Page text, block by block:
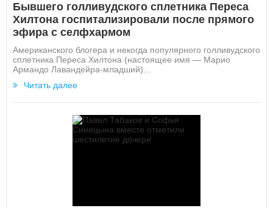
Бывшего голливудского сплетника Переса
Хилтона госпитализировали после прямого
эфира с селфхармом
Американского блогера и некогда популярного голливудского
сплетника Переса Хилтона (настоящее имя — Марио
Армандо Лавандейра-младший)...
Читать далее